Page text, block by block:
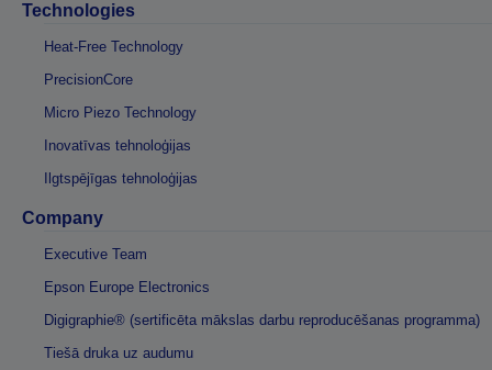
Technologies
Heat-Free Technology
PrecisionCore
Micro Piezo Technology
Inovatīvas tehnoloģijas
Ilgtspējīgas tehnoloģijas
Company
Executive Team
Epson Europe Electronics
Digigraphie® (sertificēta mākslas darbu reproducēšanas programma)
Tiešā druka uz audumu